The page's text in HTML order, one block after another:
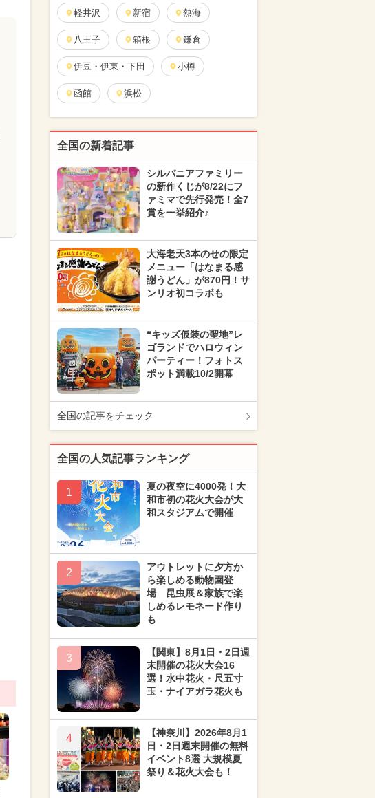
軽井沢 新宿 熱海
八王子 箱根 鎌倉
伊豆・伊東・下田 小樽
函館 浜松
全国の新着記事
シルバニアファミリー
の新作くじが8/22にフ
ァミマで先行発売！全7
賞を一挙紹介♪
大海老天3本のせの限定
メニュー「はなまる感
謝うどん」が870円！サ
ンリオ初コラボも
“キッズ仮装の聖地”レ
ゴランドでハロウィン
パーティー！フォトス
ポット満載10/2開幕
全国の記事をチェック
全国の人気記事ランキング
1
夏の夜空に4000発！大
和市初の花火大会が大
和スタジアムで開催
2
アウトレットに夕方か
ら楽しめる動物園登
場 昆虫展＆家族で楽
しめるレモネード作り
も
3
【関東】8月1日・2日週
末開催の花火大会16
選！水中花火・尺五寸
玉・ナイアガラ花火も
4
【神奈川】2026年8月1
日・2日週末開催の無料
イベント8選 大規模夏
祭り＆花火大会も！